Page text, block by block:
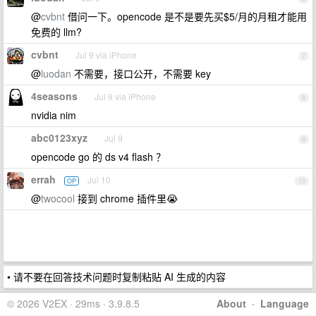
@cvbnt 借问一下。opencode 是不是要先买$5/月的月租才能用
免费的 llm?
7
cvbnt Jul 9 via iPhone
@luodan 不需要，接口公开，不需要 key
8
4seasons Jul 9 via iPhone
nvidia nim
9
abc0123xyz Jul 9
opencode go 的 ds v4 flash ？
10
errah OP Jul 10
@twocool 接到 chrome 插件里😭
• 请不要在回答技术问题时复制粘贴 AI 生成的内容
About · Language
© 2026 V2EX · 29ms · 3.9.8.5